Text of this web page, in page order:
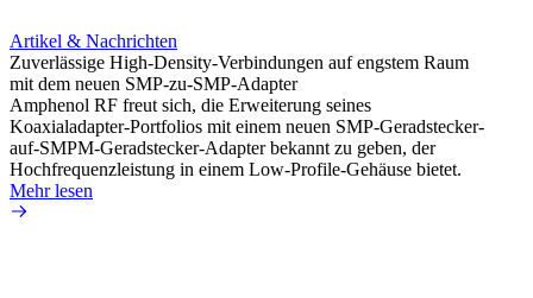
Artikel & Nachrichten
Zuverlässige High-Density-Verbindungen auf engstem Raum
mit dem neuen SMP-zu-SMP-Adapter
Amphenol RF freut sich, die Erweiterung seines
Koaxialadapter-Portfolios mit einem neuen SMP-Geradstecker-
auf-SMPM-Geradstecker-Adapter bekannt zu geben, der
Hochfrequenzleistung in einem Low-Profile-Gehäuse bietet.
Mehr lesen